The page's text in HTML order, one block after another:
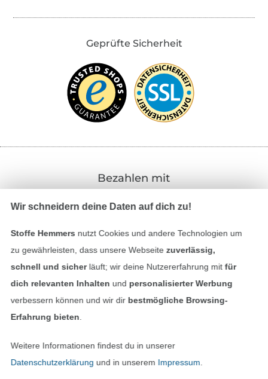
Geprüfte Sicherheit
Bezahlen mit
Unsere Versandpartner
In den deutschen Shop wechseln (aktuell
Wir schneidern deine Daten auf dich zu!
Stoffe Hemmers nutzt Cookies und andere Technologien um
zu gewährleisten, dass unsere Webseite zuverlässig,
schnell und sicherläuft; wir deine Nutzererfahrung mitfür
dich relevanten Inhalten und personalisierter Werbung
verbessern können und wir dir bestmögliche Browsing-
Erfahrung bieten
Weitere Informationen findest du in unserer
Datenschutzerklärung und in unserem Impressum